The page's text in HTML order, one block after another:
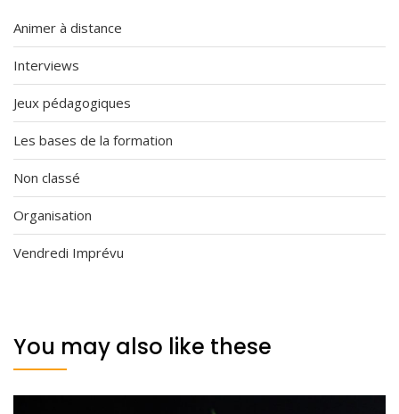
Animer à distance
Interviews
Jeux pédagogiques
Les bases de la formation
Non classé
Organisation
Vendredi Imprévu
You may also like these